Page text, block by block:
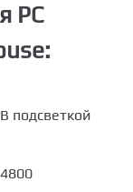
PC
подсветкой